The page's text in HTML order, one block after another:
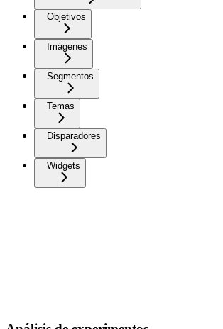
Objetivos
Imágenes
Segmentos
Temas
Disparadores
Widgets